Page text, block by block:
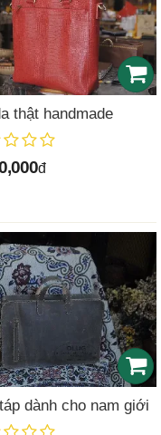
thật handmade
đ
dành cho nam giới